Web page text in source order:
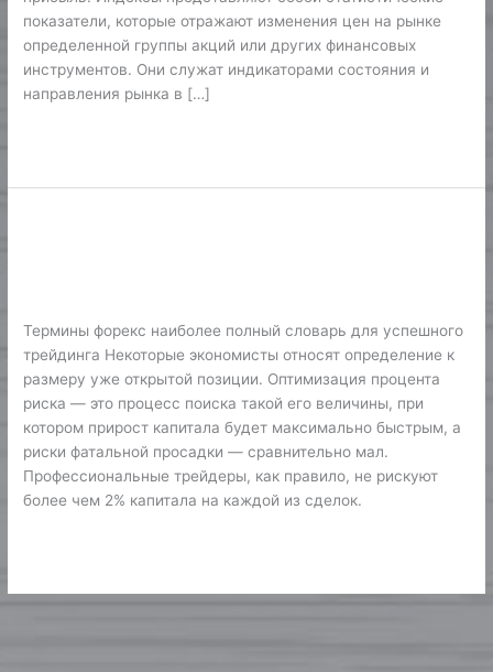
показатели, которые отражают изменения цен на рынке
определенной группы акций или других финансовых
инструментов. Они служат индикаторами состояния и
направления рынка в […]
Термины форекс наиболее полный словарь для успешного
трейдинга Некоторые экономисты относят определение к
размеру уже открытой позиции. Оптимизация процента
риска — это процесс поиска такой его величины, при
котором прирост капитала будет максимально быстрым, а
риски фатальной просадки — сравнительно мал.
Профессиональные трейдеры, как правило, не рискуют
более чем 2% капитала на каждой из сделок.
для
трейдеров